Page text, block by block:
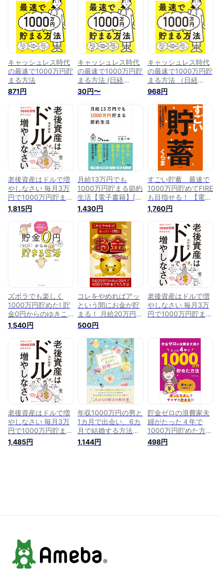
キャッシュレス時代
の最速で1000万円貯
まる方法
871円
キャッシュレス時代
の最速で1000万円貯
まる方法 (日経
WOMAN別冊)
30円〜
キャッシュレス時代
の最速で1000万円貯
まる方法 （日経
WOMAN別冊） [ 日
経WOMAN ]
968円
老後資産はドルで増
やしなさい 毎月3万
円で1000万円貯まる
方法【電子書籍】[
浦井麻美 ]
1,815円
月給13万円でも
1000万円貯まる節約
生活【電子書籍】[
小松美和 ]
1,430円
すごい貯蓄 最速で
1000万円貯めてFIRE
も目指せる！ 【電子
書籍】[ くらま ]
1,760円
ズボラでも楽しく
1000万円貯めた! 貯
金0円からのゆきこ
の貯まる生活【電子
書籍】[ ゆきこ ]
1,540円
コレをやめればアッ
という間にお金が貯
まる！ 月給20万円の
私が20代で1000万
円貯金できた方法
【電子書籍】[ 榎本
悠人 ]
500円
老後資産はドルで増
やしなさい 毎月3万
円で1000万円貯まる
老後資産はドルで増
やしなさい 毎月3万
円で1000万円貯まる
方法
1,485円
年収1000万円の男と
1カ月で出会い、6カ
月で結婚する方法
【電子書籍】[ 妻沼
佐織 ]
1,144円
貯金ゼロの浪費家夫
婦がたった４年で
1000万円貯めた方
法: ほったらかしで
ザクザク貯まる！
498円